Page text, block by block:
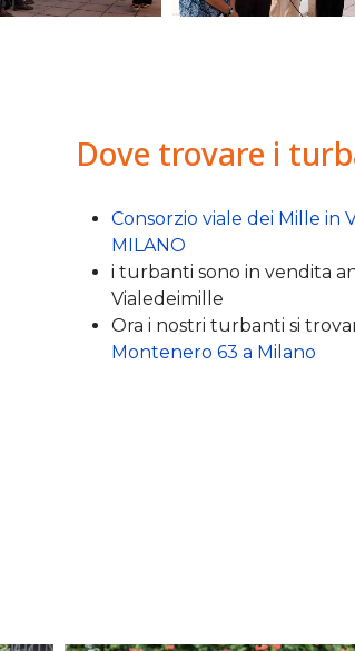
Dove trovare i
Consorzio viale dei Mille in
MILANO
i turbanti sono in vendita
Vialedeimille
Ora i nostri turbanti si
Montenero 63 a Milano